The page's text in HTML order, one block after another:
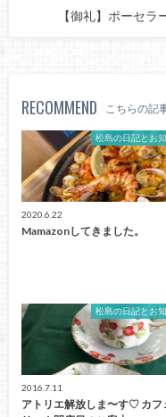
【御礼】ポーセラ
RECOMMEND こちらの記
松島の日記とお
2020.6.22
Mamazonしてきました。
松島の日記とお
2016.7.11
アトリエ解放しま〜す♡ カフ